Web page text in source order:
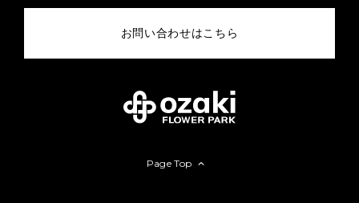
お問い合わせはこちら
Page Top